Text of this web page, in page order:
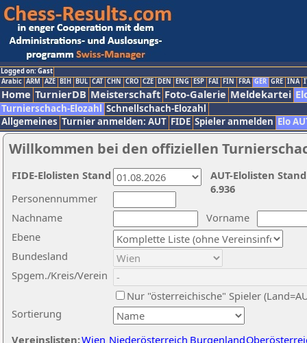
Logged on: Gast
Arabic ARM AZE BIH BUL CAT CHN CRO CZE DEN ENG ESP FAI FIN FRA GER GRE INA
Home TurnierDB Meisterschaft Foto-Galerie Meldekartei
Turnierschach-Elozahl Schnellschach-Elozahl
Allgemeines Turnier anmelden: AUT FIDE Spieler anmelden Elo
Willkommen bei den offiziellen
Nachname
Vorname
Ebene
Sortierung
Personennummer
Bundesland
Spgem./Kreis/Verein
Nur "österreichische" Spieler
Vereinslisten:Wien Niederösterreich Burgenland
AUT-Elolisten
6.936
FIDE-Elolisten Stand